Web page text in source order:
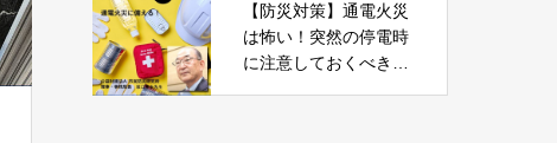
| 2LDK
【防災対策】通電火災
は怖い！突然の停電時
に注意しておくべきこ